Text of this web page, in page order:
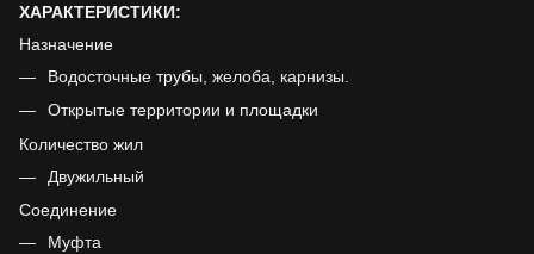
ХАРАКТЕРИСТИКИ:
Назначение
Водосточные трубы, желоба, карнизы.
Открытые территории и площадки
Количество жил
Двужильный
Соединение
Муфта